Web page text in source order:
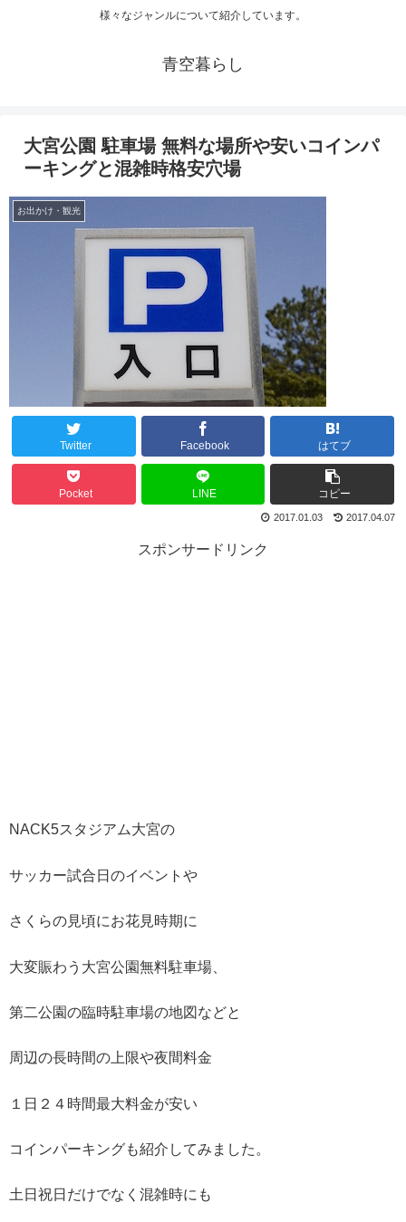
様々なジャンルについて紹介しています。
青空暮らし
大宮公園 駐車場 無料な場所や安いコインパ
ーキングと混雑時格安穴場
お出かけ・観光
Twitter Facebook はてブ
Pocket LINE コピー
2017.04.07
2017.01.03
スポンサードリンク
NACK5スタジアム大宮の
サッカー試合日のイベントや
さくらの見頃にお花見時期に
大変賑わう大宮公園無料駐車場、
第二公園の臨時駐車場の地図などと
周辺の長時間の上限や夜間料金
１日２４時間最大料金が安い
コインパーキングも紹介してみました。
土日祝日だけでなく混雑時にも